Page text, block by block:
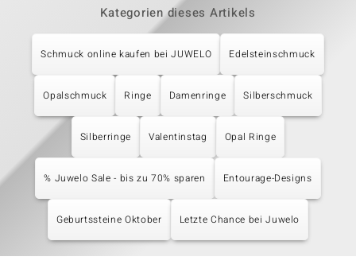
Kategorien dieses Artikels
Schmuck online kaufen bei JUWELO Edelsteinschmuck
Opalschmuck Ringe Damenringe Silberschmuck
Silberringe Valentinstag Opal Ringe
% Juwelo Sale - bis zu 70% sparen Entourage-Designs
Geburtssteine Oktober Letzte Chance bei Juwelo